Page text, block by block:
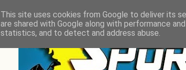
This site uses cookies from Google to deliver its
are shared with Google along with performance
statistics, and to detect and address abuse.